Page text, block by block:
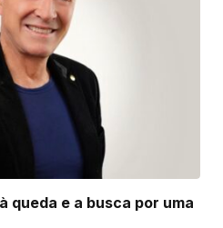
queda e a busca por uma